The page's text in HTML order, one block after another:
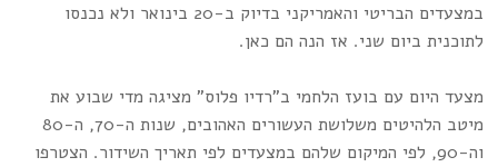
במצעדים הבריטי והאמריקני בדיוק ב-20 בינואר ולא נכנסו
לתוכנית ביום שני. אז הנה הם כאן.
מצעד היום עם בועז הלחמי ב"רדיו פלוס" מציגה מדי שבוע את
מיטב הלהיטים משלושת העשורים האהובים, שנות ה-70, ה-80
וה-90, לפי המיקום שלהם במצעדים לפי תאריך השידור. הצטרפו